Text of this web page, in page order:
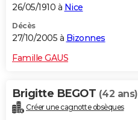
26/05/1910 à Nice
Décès
27/10/2005 à Bizonnes
Famille GAUS
Brigitte BEGOT (42 ans)
Créer une cagnotte obsèques